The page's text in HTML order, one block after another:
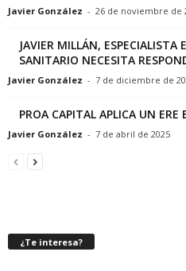
Javier González - 26 de noviembre de
JAVIER MILLÁN, ESPECIALISTA
SANITARIO NECESITA
Javier González - 7 de diciembre de
PROA CAPITAL APLICA UN ERE
Javier González - 7 de abril de 2025
¿Te interesa?